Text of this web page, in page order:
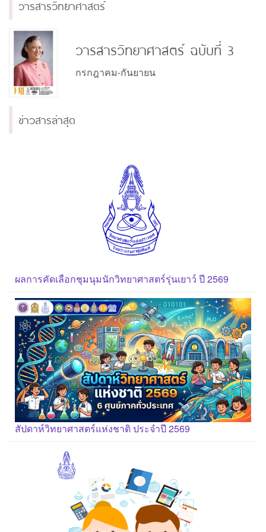
วารสารวิทยาศาสตร์
วารสารวิทยาศาสตร์ ฉบับที่ 3
กรกฎาคม-กันยายน
ข่าวสารล่าสุด
ผลการคัดเลือกชุมนุมนักวิทยาศาสตร์รุ่นเยาว์ ปี 2569
สัปดาห์วิทยาศาสตร์แห่งชาติ ประจำปี 2569